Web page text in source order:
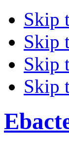
Skip
Skip
Skip
Skip